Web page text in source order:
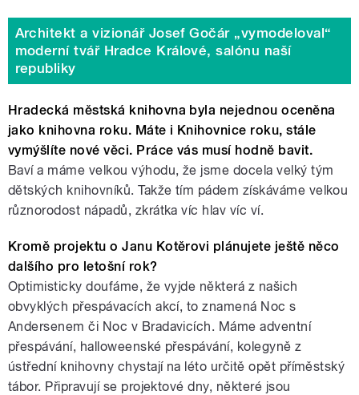
Architekt a vizionář Josef Gočár „vymodeloval“
moderní tvář Hradce Králové, salónu naší
republiky
Hradecká městská knihovna byla nejednou oceněna
jako knihovna roku. Máte i Knihovnice roku, stále
vymýšlíte nové věci. Práce vás musí hodně bavit.
Baví a máme velkou výhodu, že jsme docela velký tým
dětských knihovníků. Takže tím pádem získáváme velkou
různorodost nápadů, zkrátka víc hlav víc ví.
Kromě projektu o Janu Kotěrovi plánujete ještě něco
dalšího pro letošní rok?
Optimisticky doufáme, že vyjde některá z našich
obvyklých přespávacích akcí, to znamená Noc s
Andersenem či Noc v Bradavicích. Máme adventní
přespávání, halloweenské přespávání, kolegyně z
ústřední knihovny chystají na léto určitě opět příměstský
tábor. Připravují se projektové dny, některé jsou